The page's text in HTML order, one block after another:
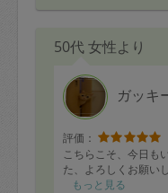
た！
50代 女性より
ガッキ
評価：
こちらこそ、今日も
た、よろしくお願い
もっと見る